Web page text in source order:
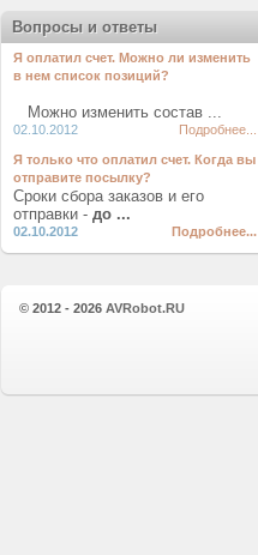
Вопросы и ответы
Я оплатил счет. Можно ли изменить
в нем список позиций?
Можно изменить состав ...
02.10.2012 Подробнее...
Я только что оплатил счет. Когда вы
отправите посылку?
Сроки сбора заказов и его
отправки - до ...
02.10.2012 Подробнее...
© 2012 - 2026 AVRobot.RU